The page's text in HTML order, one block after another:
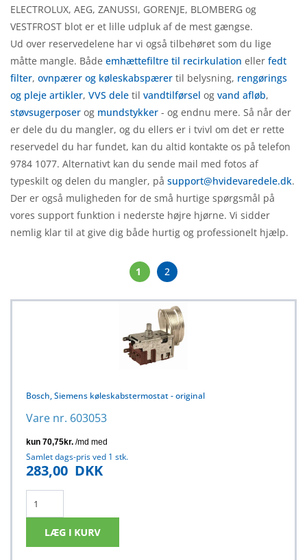
ELECTROLUX, AEG, ZANUSSI, GORENJE, BLOMBERG og
VESTFROST blot er et lille udpluk af de mest gængse.
Ud over reservedelene har vi også tilbehøret som du lige
måtte mangle. Både emhættefiltre til recirkulation eller fedt
filter, ovnpærer og køleskabspærer til belysning, rengørings
og pleje artikler, VVS dele til vandtilførsel og vand afløb,
støvsugerposer og mundstykker - og endnu mere. Så når der
er dele du du mangler, og du ellers er i tvivl om det er rette
reservedel du har fundet, kan du altid kontakte os på telefon
9784 1077. Alternativt kan du sende mail med fotos af
typeskilt og delen du mangler, på support@hvidevaredele.dk.
Der er også muligheden for de små hurtige spørgsmål på
vores support funktion i nederste højre hjørne. Vi sidder
nemlig klar til at give dig både hurtig og professionelt hjælp.
1 2
Bosch, Siemens køleskabstermostat - original
Vare nr. 603053
Samlet dags-pris ved 1 stk.
283,00 DKK